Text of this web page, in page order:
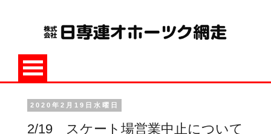
2020年2月19日水曜日
2/19 スケート場営業中止について